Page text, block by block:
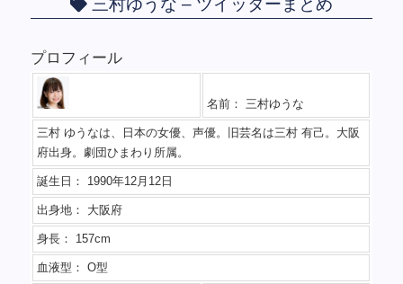
三村ゆうな – ツイッターまとめ
プロフィール
名前： 三村ゆうな
三村 ゆうなは、日本の女優、声優。旧芸名は三村 有己。大阪
府出身。劇団ひまわり所属。
誕生日： 1990年12月12日
出身地： 大阪府
身長： 157cm
血液型： O型